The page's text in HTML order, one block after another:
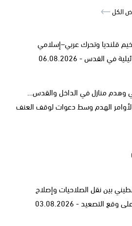
الكل
قلنديا وتحرك عربي–إسلامي
في القدس - 06.08.2026
وهدم منازل في الداخل والقدس…
الهدم وسط دعوات لوقف العنف
بين نقل الصلاحيات وإصلاح
التصعيد - 03.08.2026